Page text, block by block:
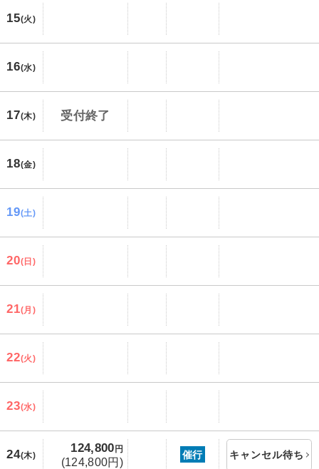
15(火)
16(水)
17(木) 受付終了
18(金)
19(土)
20(日)
21(月)
22(火)
23(水)
24(木)
124,800 円
(124,800円)
催行 キャンセル待ち